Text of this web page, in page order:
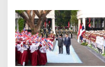
Raja Thailand